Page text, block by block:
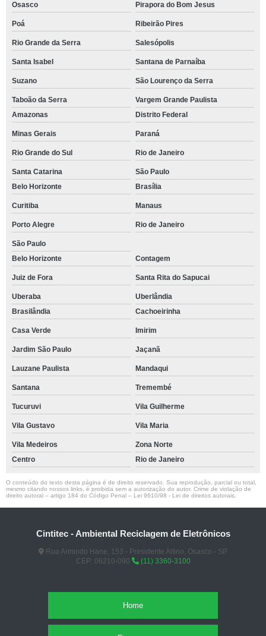
Osasco Pirapora do Bom Jesus
Poá Ribeirão Pires
Rio Grande da Serra Salesópolis
Santa Isabel Santana de Parnaíba
Suzano São Lourenço da Serra
Taboão da Serra
Vargem Grande Paulista
Amazonas
Distrito Federal
Minas Gerais Paraná
Rio Grande do Sul Rio de Janeiro
Santa Catarina
São Paulo
Belo Horizonte
Brasília
Curitiba Manaus
Porto Alegre Rio de Janeiro
São Paulo
Belo Horizonte
Contagem
Juiz de Fora Santa Rita do Sapucai
Uberaba
Uberlândia
Brasilândia
Cachoeirinha
Casa Verde Imirim
Jardim São Paulo Jaçanã
Lauzane Paulista Mandaqui
Santana Tremembé
Tucuruvi Vila Guilherme
Vila Gustavo Vila Maria
Vila Medeiros
Zona Norte
Centro
Rio de Janeiro
O conteúdo do texto desta página é de direito reservado. Sua reprodução, parcial ou total,
mesmo citando nossos links, é proibida sem a autorização do autor. Crime de violação de
direito autoral – artigo 184 do Código Penal – Lei 9610/98 - Lei de direitos autorais
Cintitec - Ambiental Reciclagem de Eletrônicos
Rua Armindo Hane, 153 - Presidente Altino, Osasco - SP
CEP: 06210-090
(11) 3360-3100
Home